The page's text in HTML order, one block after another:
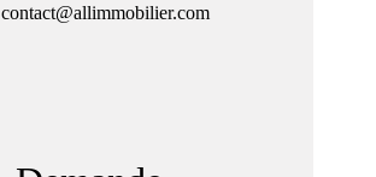
contact@allimmobilier.com